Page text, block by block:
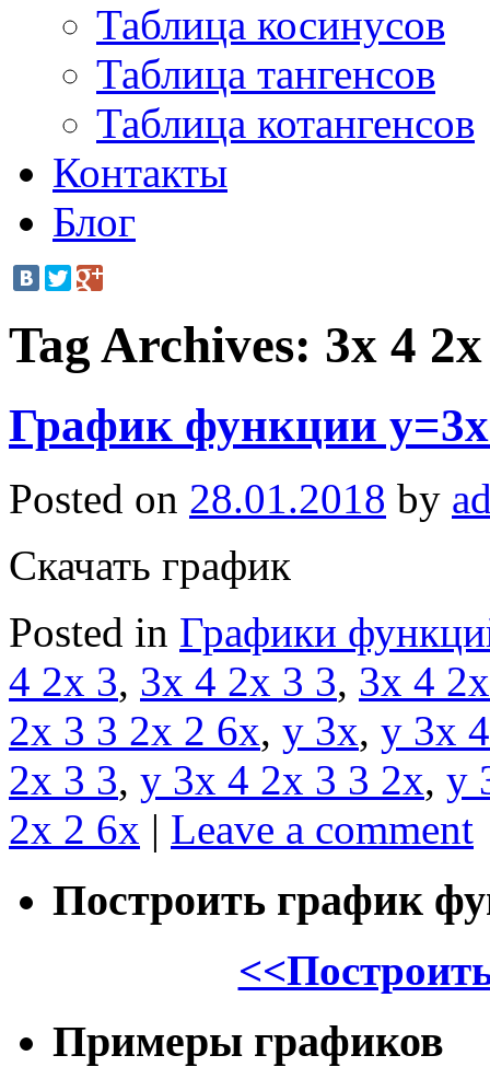
Таблица косинусов
Таблица тангенсов
Таблица котангенсов
Контакты
Блог
Tag Archives: 3x 4
График функции
Posted on 28.01.2018 by
Скачать график
Posted in Графики
4 2x 3, 3x 4 2x 3 3, 3x 4
2x 3 3 2x 2 6x, y 3x, y 3x 4
2x 3 3, y 3x 4 2x 3 3 2x, y
2x 2 6x | Leave a comment
Построить график
Примеры графиков